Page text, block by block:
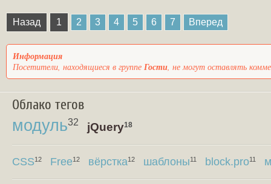
Назад 1 2 3 4 5 6 7 Вперед
Информация
Посетители, находящиеся в группе Гости , не могут оставлять
Облако тегов
модуль32 jQuery18
CSS12 Free12 вёрстка12 шаблоны11 block.pro11